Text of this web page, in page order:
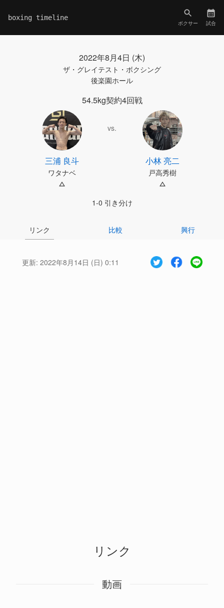
boxing timeline
ボクサー 試合
2022年8月4日 (木)
ザ・グレイテスト・ボクシング
後楽園ホール
54.5kg契約4回戦
三浦 良斗
ワタナベ
vs.
小林 亮二
戸高秀樹
1-0 引き分け
リンク 比較 興行
更新: 2022年8月14日 (日) 0:11
リンク
動画